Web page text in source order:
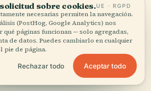
sobre cookies.UE · RGPD
necesarias permiten la navegación.
(PostHog, Google Analytics) nos
qué páginas funcionan — solo agregadas,
de datos. Puedes cambiarlo en cualquier
pie de página.
Rechazar todo Aceptar todo